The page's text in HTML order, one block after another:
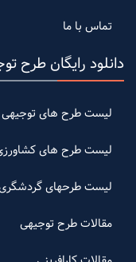
تماس با ما
دانلود رایگان طرح
لیست طرح های توجیهی
لیست طرح های
لیست طرحهای
مقالات طرح توجیهی